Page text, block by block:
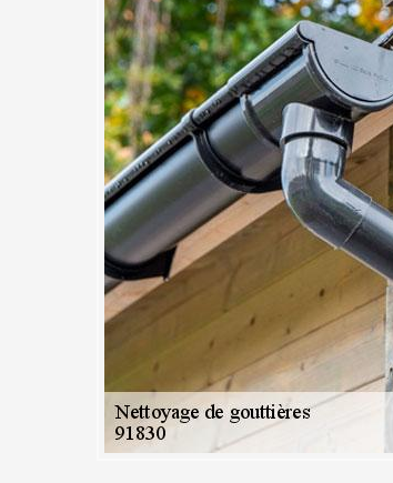
et débouchage de
et sans
des professionnels, il est recommandé de toujours
confier le nettoyage de votre gouttière à MC
vous répondrons dans les plus brefs délais (moins
dans nos devis, toutes les informations à savoir
personnaliser le document selon ce que vous
vous pouvez appeler tout de suite.